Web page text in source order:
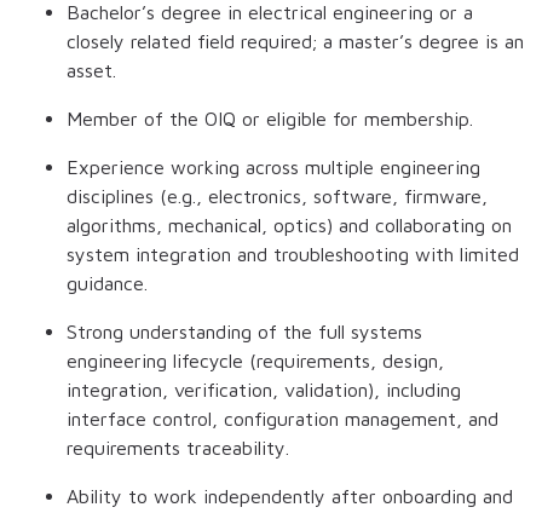
Bachelor’s degree in electrical engineering or a
closely related field required; a master’s degree is an
asset.
Member of the OIQ or eligible for membership.
Experience working across multiple engineering
disciplines (e.g., electronics, software, firmware,
algorithms, mechanical, optics) and collaborating on
system integration and troubleshooting with limited
guidance.
Strong understanding of the full systems
engineering lifecycle (requirements, design,
integration, verification, validation), including
interface control, configuration management, and
requirements traceability.
Ability to work independently after onboarding and